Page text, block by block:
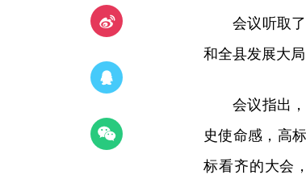
会议听取
和全县发展大
会议指出
史使命感，高
标看齐的大会